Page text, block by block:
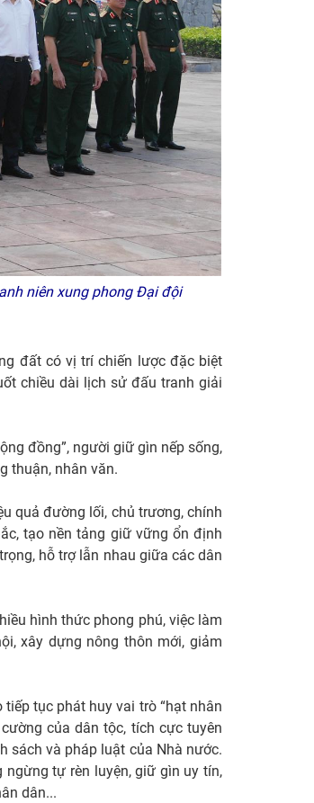
niên xung phong Đại đội
đất có vị trí chiến lược đặc biệt
chiều dài lịch sử đấu tranh giải
đồng”, người giữ gìn nếp sống,
thuận, nhân văn.
quả đường lối, chủ trương, chính
tạo nền tảng giữ vững ổn định
hỗ trợ lẫn nhau giữa các dân
hình thức phong phú, việc làm
xây dựng nông thôn mới, giảm
tục phát huy vai trò “hạt nhân
của dân tộc, tích cực tuyên
sách và pháp luật của Nhà nước.
tự rèn luyện, giữ gìn uy tín,
dân...